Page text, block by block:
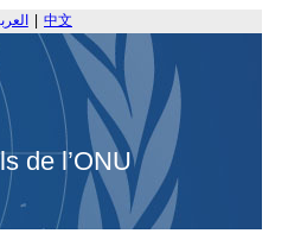
中文
de l’ONU